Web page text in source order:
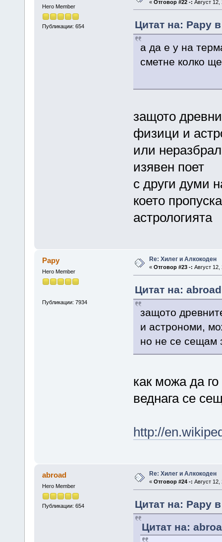
Hero Member
Публикации: 654
« Отговор #22 -: Август
Цитат на: Papy
а да е у на
сметне колко
защото
физици и
или
изявен поет
с други думи
което
астрологията
Papy
Hero Member
Публикации: 7934
Re: Хилег и Алкокоден
« Отговор #23 -: Август 12,
Цитат на:
защото
и астрономи,
но не се сещам
как можа да
веднага се
http://
abroad
Hero Member
Публикации: 654
Re: Хилег и Алкокоден
« Отговор #24 -: Август 12,
Цитат на: Papy
Цитат на: